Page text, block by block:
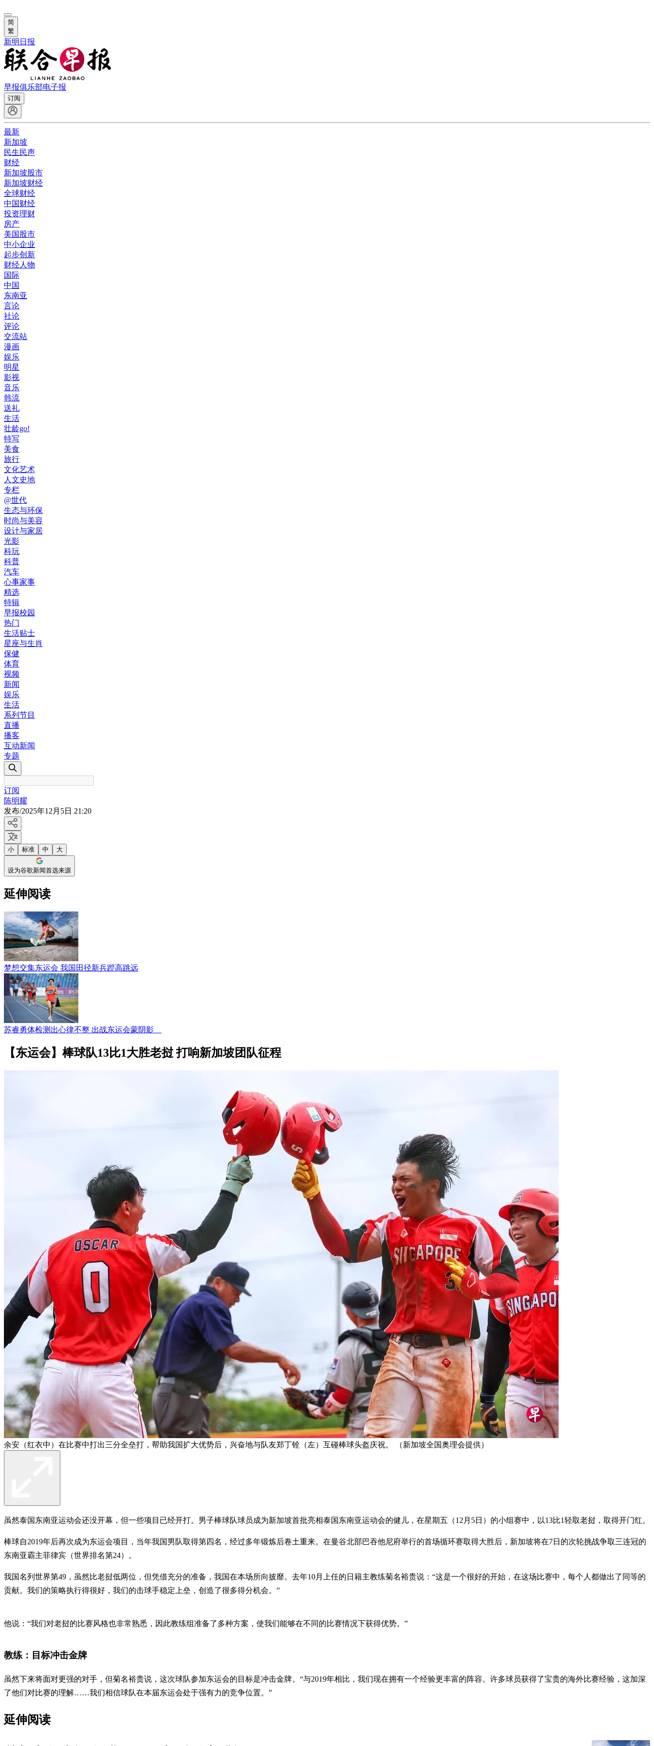
简
繁
新明日报
早报俱乐部电子报
订阅
最新
新加坡
民生民声
财经
新加坡股市
新加坡财经
全球财经
中国财经
投资理财
房产
美国股市
中小企业
起步创新
财经人物
国际
中国
东南亚
言论
社论
评论
交流站
漫画
娱乐
明星
影视
音乐
韩流
送礼
生活
壮龄go!
特写
美食
旅行
文化艺术
人文史地
专栏
@世代
生态与环保
时尚与美容
设计与家居
光影
科玩
科普
汽车
心事家事
精选
特辑
早报校园
热门
生活贴士
星座与生肖
保健
体育
视频
新闻
娱乐
生活
系列节目
直播
播客
互动新闻
专题
订阅
陈明耀
发布/2025年12月5日 21:20
小 标准 中 大
设为谷歌新闻首选来源
延伸阅读
梦想交集东运会 我国田径新兵蹬高跳远
苏睿勇体检测出心律不整 出战东运会蒙阴影
【东运会】棒球队13比1大胜老挝 打响新加坡团队征程
余安（红衣中）在比赛中打出三分全垒打，帮助我国扩大优势后，兴奋地与队友郑丁铨（左）互碰棒球头盔庆祝。 （新加坡全国奥理会提供）
虽然泰国东南亚运动会还没开幕，但一些项目已经开打。男子棒球队球员成为新加坡首批亮相泰国东南亚运动会的健儿，在星期五（12月5日）的小组赛中，以13比1轻取老挝，取得开门红。
棒球自2019年后再次成为东运会项目，当年我国男队取得第四名，经过多年锻炼后卷土重来。在曼谷北部巴吞他尼府举行的首场循环赛取得大胜后，新加坡将在7日的次轮挑战争取三连冠的
东南亚霸主菲律宾（世界排名第24）。
我国名列世界第49，虽然比老挝低两位，但凭借充分的准备，我国在本场所向披靡。去年10月上任的日籍主教练菊名裕贵说：“这是一个很好的开始，在这场比赛中，每个人都做出了同等的
贡献。我们的策略执行得很好，我们的击球手稳定上垒，创造了很多得分机会。”
他说：“我们对老挝的比赛风格也非常熟悉，因此教练组准备了多种方案，使我们能够在不同的比赛情况下获得优势。”
教练：目标冲击金牌
虽然下来将面对更强的对手，但菊名裕贵说，这次球队参加东运会的目标是冲击金牌。“与2019年相比，我们现在拥有一个经验更丰富的阵容。许多球员获得了宝贵的海外比赛经验，这加深
了他们对比赛的理解……我们相信球队在本届东运会处于强有力的竞争位置。”
延伸阅读